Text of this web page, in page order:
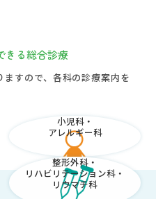
きる総合診療
すので、各科の診療案内を
小児科・
アレルギー科
整形外科・
リハビリテーション科・
リウマチ科